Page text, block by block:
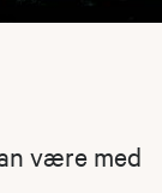
være med